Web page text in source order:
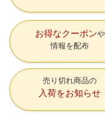
お得なクーポン
情報を配布
売り切れ商品の
入荷をお知らせ